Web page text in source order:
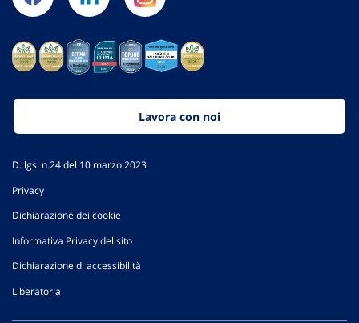
Lavora con noi
D. lgs. n.24 del 10 marzo 2023
Privacy
Dichiarazione dei cookie
Informativa Privacy del sito
Dichiarazione di accessibilità
Liberatoria